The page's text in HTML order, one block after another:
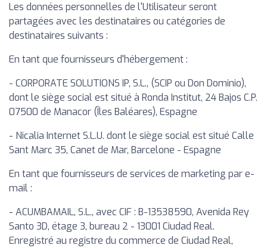
Les données personnelles de l'Utilisateur seront
partagées avec les destinataires ou catégories de
destinataires suivants :
En tant que fournisseurs d'hébergement :
- CORPORATE SOLUTIONS IP, S.L., (SCIP ou Don Dominio),
dont le siège social est situé à Ronda Institut, 24 Bajos C.P.
07500 de Manacor (Îles Baléares), Espagne
- Nicalia Internet S.L.U. dont le siège social est situé Calle
Sant Marc 35, Canet de Mar, Barcelone - Espagne
En tant que fournisseurs de services de marketing par e-
mail :
- ACUMBAMAIL, S.L., avec CIF : B-13538590, Avenida Rey
Santo 3D, étage 3, bureau 2 - 13001 Ciudad Real.
Enregistré au registre du commerce de Ciudad Real,